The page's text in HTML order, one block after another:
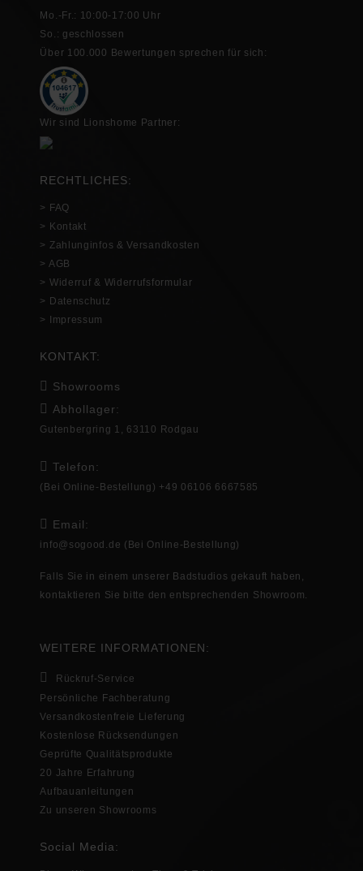
Mo.-Fr.: 10:00-17:00 Uhr
So.: geschlossen
Über 100.000 Bewertungen sprechen für sich:
Wir sind Lionshome Partner:
RECHTLICHES:
> FAQ
> Kontakt
> Zahlunginfos & Versandkosten
> AGB
> Widerruf & Widerrufsformular
> Datenschutz
> Impressum
KONTAKT:
Showrooms
Abhollager:
Gutenbergring 1, 63110 Rodgau
Telefon:
(Bei Online-Bestellung) +49 06106 6667585
Email:
info@sogood.de (Bei Online-Bestellung)
Falls Sie in einem unserer Badstudios gekauft haben,
kontaktieren Sie bitte den entsprechenden Showroom.
WEITERE INFORMATIONEN:
Rückruf-Service
Persönliche Fachberatung
Versandkostenfreie Lieferung
Kostenlose Rücksendungen
Geprüfte Qualitätsprodukte
20 Jahre Erfahrung
Aufbauanleitungen
Zu unseren Showrooms
Social Media: